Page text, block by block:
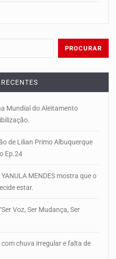
Mundial do Aleitamento
de Lilian Primo Albuquerque
Ep.24
MENDES mostra que o
estar.
Voz, Ser Mudança, Ser
chuva irregular e falta de